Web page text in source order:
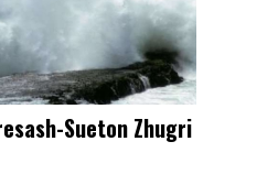
Sueton Zhugri